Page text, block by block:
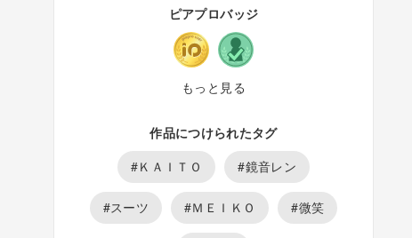
ピアプロバッジ
もっと見る
作品につけられたタグ
#ＫＡＩＴＯ
#鏡音レン
#スーツ #ＭＥＩＫＯ #微笑